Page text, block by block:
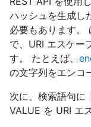
ハッシュを生成し
必要もあります。
で、URI エスケー
す。 たとえば、
の文字列をエンコ
次に、検索語句に
VALUE を URI エ